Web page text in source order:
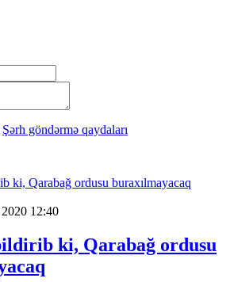
Şərh göndərmə qaydaları
12:40
ki, Qarabağ ordusu